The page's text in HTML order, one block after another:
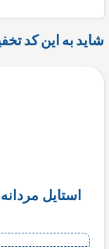
شاید به این کد